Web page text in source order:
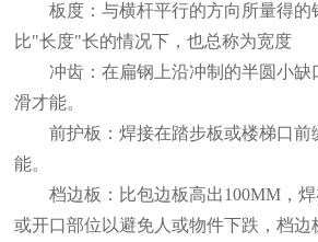
板度：与横杆平行的方向所量得的
比"长度"长的情况下，也总称为宽度
冲齿：在扁钢上沿冲制的半圆小缺
滑才能。
前护板：焊接在踏步板或楼梯口前
能。
档边板：比包边板高出100MM，焊
或开口部位以避免人或物件下跌，档边